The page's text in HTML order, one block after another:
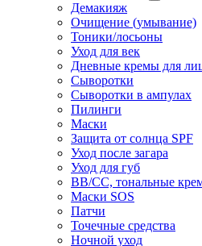
Демакияж
Очищение (умывание)
Тоники/лосьоны
Уход для век
Дневные кремы для
Сыворотки
Сыворотки в ампулах
Пилинги
Маски
Защита от солнца SPF
Уход после загара
Уход для губ
BB/CC, тональные
Маски SOS
Патчи
Точечные средства
Ночной уход